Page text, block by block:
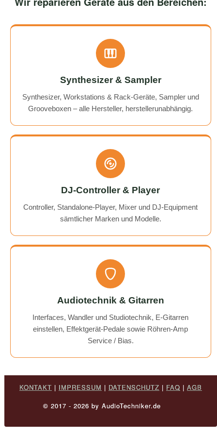
Synthesizer & Sampler
Synthesizer, Workstations & Rack-Geräte, Sampler und
Grooveboxen – alle Hersteller, herstellerunabhängig.
DJ-Controller & Player
Controller, Standalone-Player, Mixer und DJ-Equipment
sämtlicher Marken und Modelle.
Audiotechnik & Gitarren
Interfaces, Wandler und Studiotechnik, E-Gitarren
einstellen, Effektgerät-Pedale sowie Röhren-Amp
Service / Bias.
KONTAKT | IMPRESSUM | DATENSCHUTZ | FAQ | AGB
© 2017 - 2026 by AudioTechniker.de